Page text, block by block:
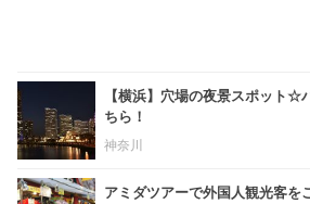
【横浜】穴場の夜景スポット☆
ちら！
神奈川
アミダツアーで外国人観光客を